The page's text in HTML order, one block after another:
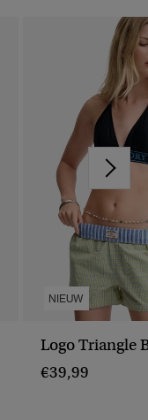
NIEUW
Logo Triangle
€39,99